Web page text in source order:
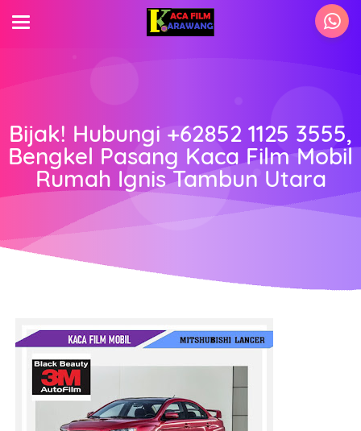
Bijak! Hubungi +62852 1125 3555,
Bengkel Pasang Kaca Film Mobil
Rumah Ignis Tambun Utara